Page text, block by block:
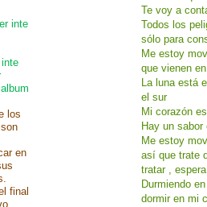
Te voy a
Todos los
sólo para
Me estoy
que vienen
La luna está
el sur
Mi corazón
Hay un
Me estoy
así que trate
tratar ,
Durmiendo
dormir en mi
inte
los
en
final